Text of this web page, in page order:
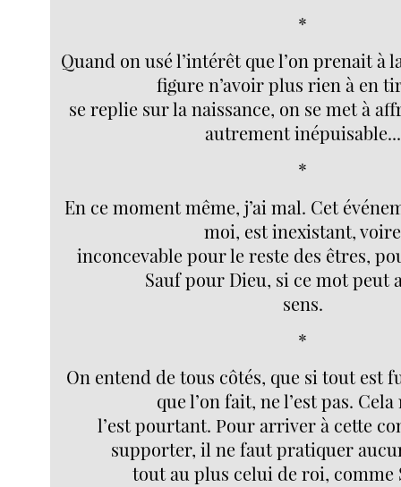
*
Quand on usé l’intérêt que l’on prenait à
figure n’avoir plus rien à en
se replie sur la naissance, on se met à
autrement inépuisable...
*
En ce moment même, j’ai mal. Cet
moi, est inexistant, voire
inconcevable pour le reste des êtres,
Sauf pour Dieu, si ce mot peut
sens.
*
On entend de tous côtés, que si tout est
que l’on fait, ne l’est pas.
l’est pourtant. Pour arriver à cette
supporter, il ne faut pratiquer
tout au plus celui de roi, comme